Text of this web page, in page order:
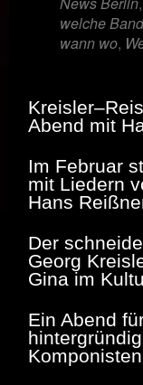
welche
wann wo,
Abend mit
Im Februar
mit Liedern
Hans
Der
Georg
Gina im
Ein Abend